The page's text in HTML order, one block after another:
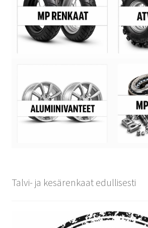
Talvi- ja kesärenkaat edullisesti